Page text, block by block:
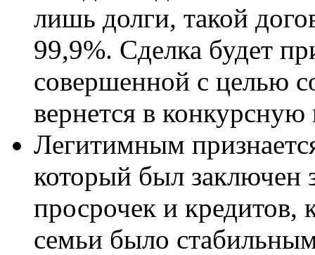
лишь долги, такой
99,9%. Сделка будет
совершенной с целью
вернется в
Легитимным
который был заключен
просрочек и кредитов,
семьи было